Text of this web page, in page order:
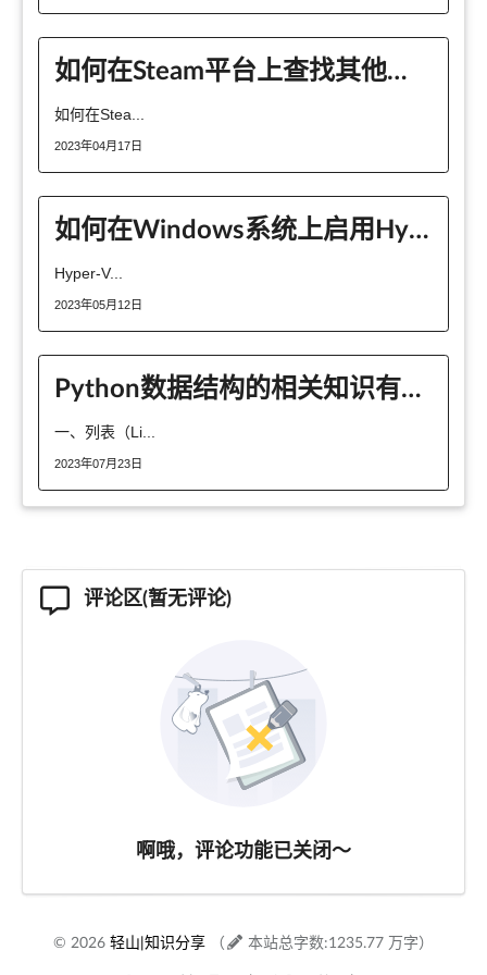
如何在Steam平台上查找其他用户的游戏免费试玩？
如何在Stea...
2023年04月17日
如何在Windows系统上启用Hyper-V虚拟化
Hyper-V...
2023年05月12日
Python数据结构的相关知识有哪些
一、列表（Li...
2023年07月23日
评论区(暂无评论)
啊哦，评论功能已关闭～
© 2026轻山|知识分享 （ 本站总字数:1235.77 万字）